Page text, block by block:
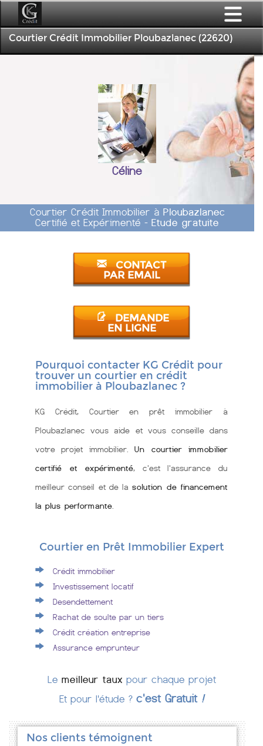
Courtier Crédit Immobilier Ploubazlanec (22620)
Céline
Courtier Crédit Immobilier à Ploubazlanec
Certifié et Expérimenté - Etude gratuite
CONTACT
PAR EMAIL
DEMANDE
EN LIGNE
Pourquoi contacter KG Crédit pour
trouver un courtier en crédit
immobilier à Ploubazlanec ?
KG Crédit, Courtier en prêt immobilier à
Ploubazlanec vous aide et vous conseille dans
votre projet immobilier.Un courtier immobilier
certifié et expérimenté, c'est l'assurance du
meilleur conseil et de lasolution de financement
la plus performante
Courtier en Prêt Immobilier Expert
Crédit immobilier
Investissement locatif
Desendettement
Rachat de soulte par un tiers
Crédit création entreprise
Assurance emprunteur
Le meilleur taux pour chaque projet
Et pour l'étude ? c'est Gratuit !
Nos clients témoignent